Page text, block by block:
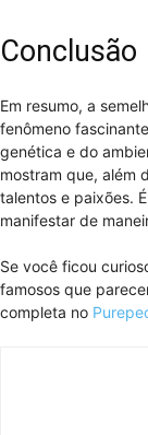
Conclusão
Em resumo, a
fenômeno
genética e do
mostram que, além
talentos e paixões.
manifestar de
Se você ficou
famosos que
completa no